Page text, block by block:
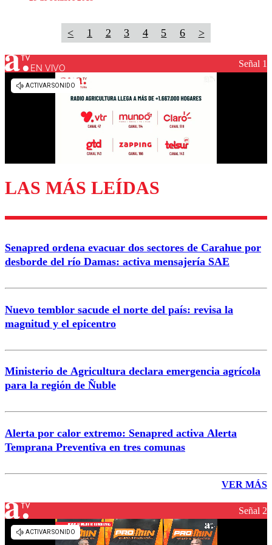
< 1 2 3 4 5 6 >
EN VIVO Señal 1
LAS MÁS LEÍDAS
Senapred ordena evacuar dos sectores de Carahue por
desborde del río Damas: activa mensajería SAE
Nuevo temblor sacude el norte del país: revisa la
magnitud y el epicentro
Ministerio de Agricultura declara emergencia agrícola
para la región de Ñuble
Alerta por calor extremo: Senapred activa Alerta
Temprana Preventiva en tres comunas
VER MÁS
Señal 2